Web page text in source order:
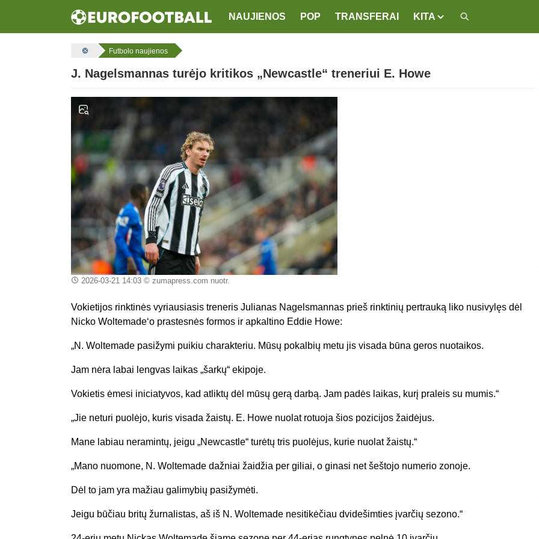
NAUJIENOS POP TRANSFERAI KITA
Futbolo naujienos
J. Nagelsmannas turėjo kritikos „Newcastle“ treneriui E. Howe
2026-03-21 14:03© zumapress.com nuotr.
Vokietijos rinktinės vyriausiasis treneris Julianas Nagelsmannas prieš rinktinių pertrauką liko nusivylęs dėl
Nicko Woltemade‘o prastesnės formos ir apkaltino Eddie Howe:
„N. Woltemade pasižymi puikiu charakteriu. Mūsų pokalbių metu jis visada būna geros nuotaikos.
Jam nėra labai lengvas laikas „šarkų“ ekipoje.
Vokietis ėmesi iniciatyvos, kad atliktų dėl mūsų gerą darbą. Jam padės laikas, kurį praleis su mumis.“
„Jie neturi puolėjo, kuris visada žaistų. E. Howe nuolat rotuoja šios pozicijos žaidėjus.
Mane labiau neramintų, jeigu „Newcastle“ turėtų tris puolėjus, kurie nuolat žaistų.“
„Mano nuomone, N. Woltemade dažniai žaidžia per giliai, o ginasi net šeštojo numerio zonoje.
Dėl to jam yra mažiau galimybių pasižymėti.
Jeigu būčiau britų žurnalistas, aš iš N. Woltemade nesitikėčiau dvidešimties įvarčių sezono.“